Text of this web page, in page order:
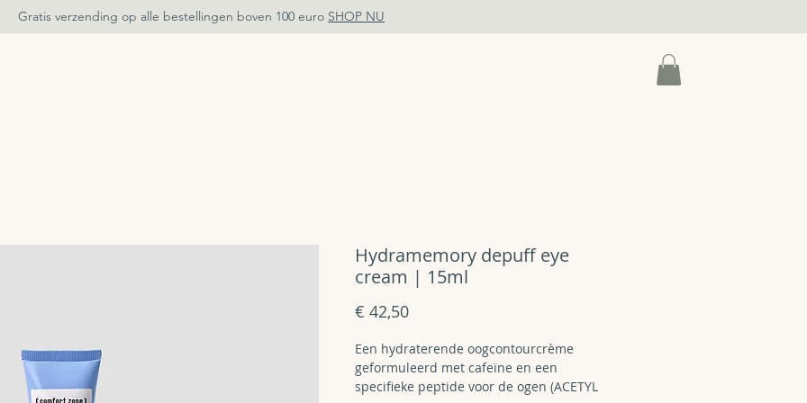
Gratis verzending op alle bestellingen boven 100 euro SHOP NU
Hydramemory depuff eye
cream | 15ml
€ 42,50Prijs
Een hydraterende oogcontourcrème
geformuleerd met cafeïne en een
specifieke peptide voor de ogen (ACETYL